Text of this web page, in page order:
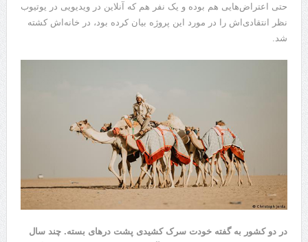
حتی اعتراض‌هایی هم بوده و یک نفر هم که آنلاین در ویدیویی در یوتیوب
نظر انتقادی‌اش را در مورد این پروژه بیان کرده بود، در خانه‌اش کشته
شد.
در دو کشور به گفته خودت سرک کشیدی پشت در‌های بسته. چند سال